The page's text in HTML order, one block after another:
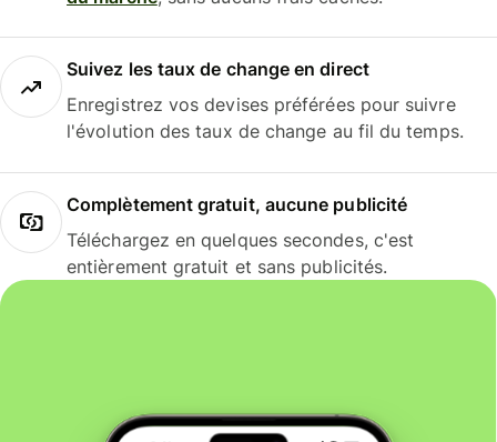
Suivez les taux de change en direct
Enregistrez vos devises préférées pour suivre
l'évolution des taux de change au fil du temps.
Complètement gratuit, aucune publicité
Téléchargez en quelques secondes, c'est
entièrement gratuit et sans publicités.